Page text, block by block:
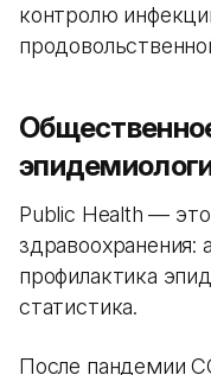
контролю
Public Health —
здравоохранения:
профилактика
статистика.
После пандемии